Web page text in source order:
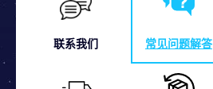
联系我们 常见问题解答